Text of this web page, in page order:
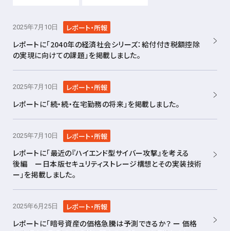
2025年7月10日 レポート・所報
レポートに「2040年の経済社会シリーズ：給付付き税額控除
の実現に向けての課題」を掲載しました。
2025年7月10日 レポート・所報
レポートに「続・続・在宅勤務の将来」を掲載しました。
2025年7月10日 レポート・所報
レポートに「最近の『ハイエンド型サイバー攻撃』を考える
後編 ー日本版セキュリティストレージ構想とその実装技術
ー」を掲載しました。
2025年6月25日 レポート・所報
レポートに「暗号資産の価格急騰は予測できるか？ ー 価格